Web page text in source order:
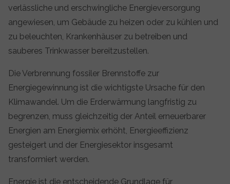
verlässliche und erschwingliche Energieversorgung
angewiesen, um Gebäude zu heizen oder zu kühlen und
zu beleuchten, Krankenhäuser zu betreiben und
sauberes Trinkwasser bereitzustellen.
Die Verbrennung fossiler Brennstoffe zur
Energiegewinnung ist die wichtigste Ursache für den
Klimawandel. Um die Erderwärmung langfristig zu
begrenzen, muss gleichzeitig der Anteil erneuerbarer
Energien am Energiemix erhöht, Energieeffizienz
gesteigert und der Energiesektor insgesamt
transformiert werden.
Energie ist die entscheidende Grundlage für